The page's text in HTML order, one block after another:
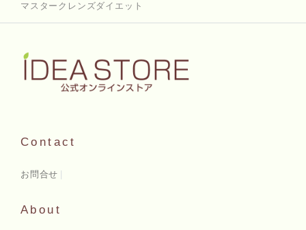
マスタークレンズダイエット
Contact
お問合せ
About